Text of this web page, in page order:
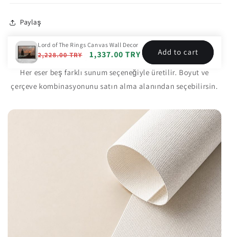
Lord of The Rings Canvas Wall Decor
Regular
2,228.00 TRY
Sale
1,337.00 TRY Add to cart
Paylaş
Çerçeve Seçenekleri
Her eser beş farklı sunum seçeneğiyle üretilir. Boyut ve
çerçeve kombinasyonunu satın alma alanından seçebilirsin.